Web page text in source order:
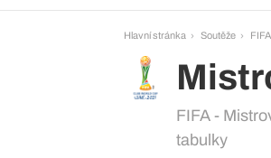
Hlavní stránka Soutěže
FIFA -
tabulky